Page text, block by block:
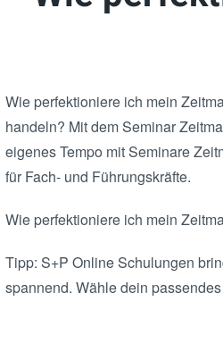
Wie perfektioniere ich mein
handeln? Mit dem Seminar
eigenes Tempo mit Seminare
für Fach- und Führungskräfte.
Wie perfektioniere ich mein
Tipp: S+P Online Schulungen
spannend. Wähle dein passendes